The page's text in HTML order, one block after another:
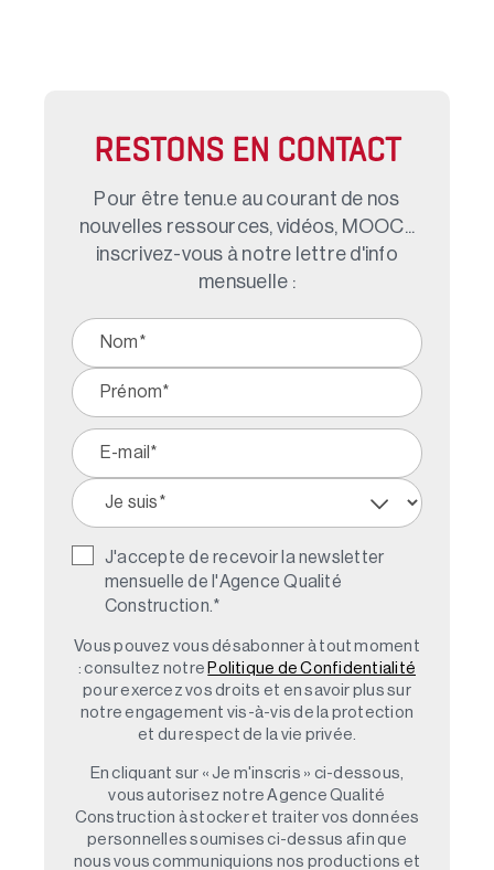
RESTONS EN CONTACT
Pour être tenu.e au courant de nos
nouvelles ressources, vidéos, MOOC...
inscrivez-vous à notre lettre d'info
mensuelle :
J'accepte de recevoir la newsletter
mensuelle de l'Agence Qualité
Construction. *
Vous pouvez vous désabonner à tout moment
: consultez notre Politique de Confidentialité
pour exercez vos droits et en savoir plus sur
notre engagement vis-à-vis de la protection
et du respect de la vie privée.
En cliquant sur « Je m'inscris » ci-dessous,
vous autorisez notre Agence Qualité
Construction à stocker et traiter vos données
personnelles soumises ci-dessus afin que
nous vous communiquions nos productions et